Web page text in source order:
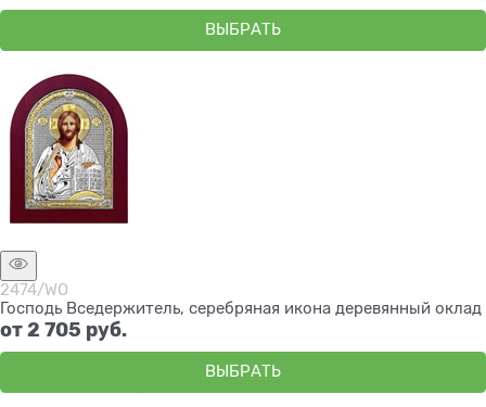
ВЫБРАТЬ
2474/WO
Господь Вседержитель, серебряная икона деревянный оклад
от2 705 руб.
ВЫБРАТЬ